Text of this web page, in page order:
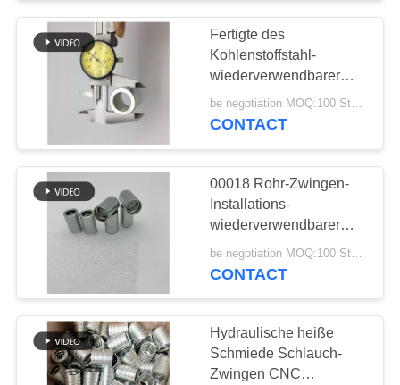
SIE
MIT
VERBINDUNG
FORDERN
ZITAT
SITEMAP
JIS-Schlauch-
Installationen
BSP-
Schlauchinstallationen
49
Fertigte des
Kohlenstoffstahl-
wiederverwendbarer
BSP Standard der
hydraulischen Schlauch-
be negotiation MOQ:100 Stücke
CONTACT
00018 Rohr-Zwingen-
Installations-
wiederverwendbarer
Kohlenstoffstahl CNC
hydraulische
CONTACT
Hydraulische heiße
Schmiede Schlauch-
Zwingen CNC